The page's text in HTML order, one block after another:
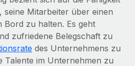
und Verwalten von
HR-Aufgaben
Lösungen für wachsende
berechnen
Währungen und
für globale Freelancer:innen
Anmelden
seine Mitarbeiter über einen
Bord zu halten. Es geht
zufriedene Belegschaft zu
des Unternehmens zu
Talente im Unternehmen zu